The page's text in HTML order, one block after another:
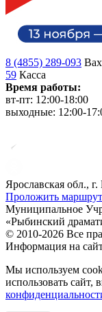
8 (4855) 289-093
59 Касса
Время работы:
вт-пт: 12:00-18:00
выходные: 12:00-
Ярославская обл.,
Проложить маршрут
Муниципальное
«Рыбинский
© 2010-2026 Все
Информация на
Мы используем
использовать сайт,